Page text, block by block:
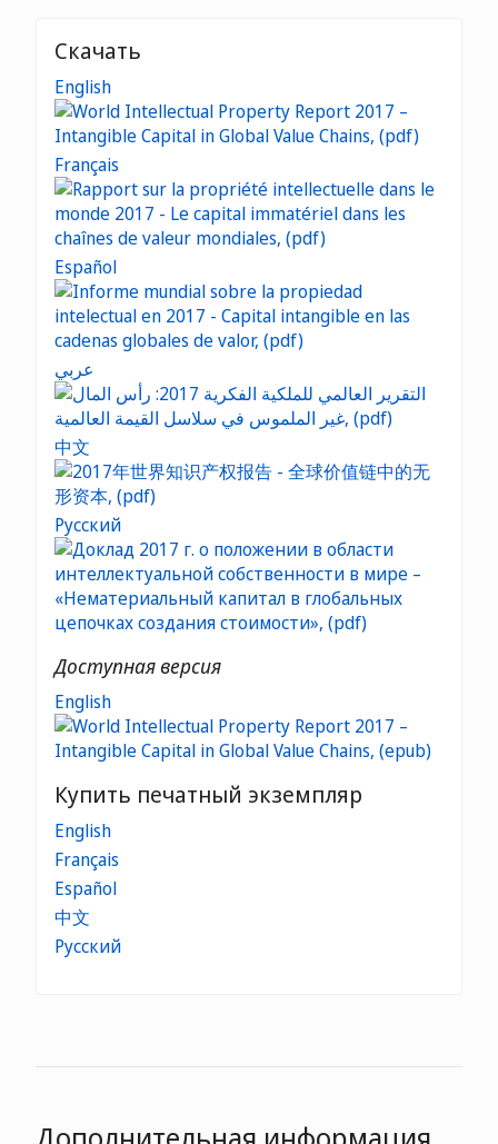
Скачать
English
Français
Español
عربي
中文
Русский
Доступная версия
English
Купить печатный экземпляр
English
Français
Español
中文
Русский